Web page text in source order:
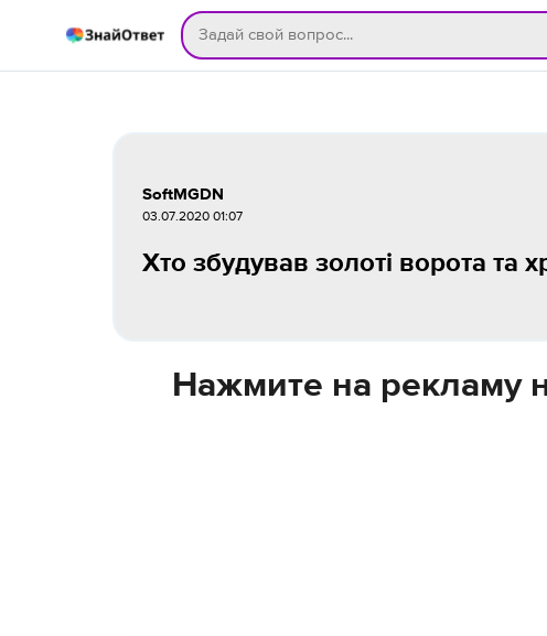
SoftMGDN
03.07.2020 01:07
Хто збудував золоті ворота та
Нажмите на рекламу